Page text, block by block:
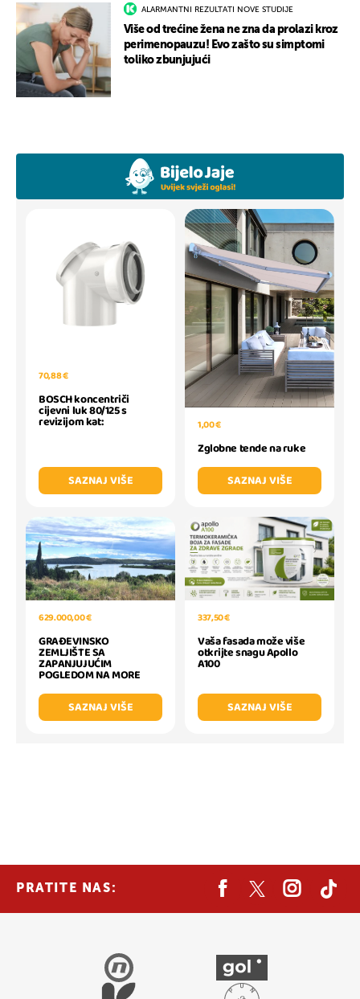
ALARMANTNI REZULTATI NOVE STUDIJE
Više od trećine žena ne zna da prolazi kroz
perimenopauzu! Evo zašto su simptomi
toliko zbunjujući
70,88 €
BOSCH koncentriči
cijevni luk 80/125 s
revizijom kat:
SAZNAJ VIŠE
1,00 €
Zglobne tende na ruke
SAZNAJ VIŠE
629.000,00 €
GRAĐEVINSKO
ZEMLJIŠTE SA
ZAPANJUJUĆIM
POGLEDOM NA MORE
SAZNAJ VIŠE
337,50 €
Vaša fasada može više
otkrijte snagu Apollo
A100
SAZNAJ VIŠE
PRATITE NAS: